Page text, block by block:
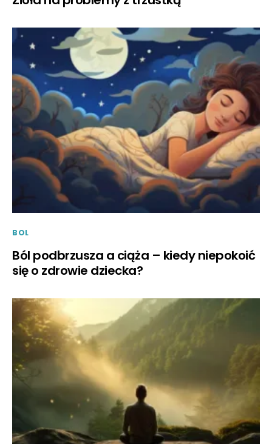
BOL
Ból podbrzusza a ciąża – kiedy niepokoić
się o zdrowie dziecka?